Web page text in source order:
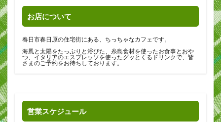
お店について
春日市春日原の住宅街にある、ちっちゃなカフェです。
海風と太陽をたっぷりと浴びた、糸島食材を使ったお食事とおや
つ、イタリアのエスプレッソを使ったグッとくるドリンクで、皆
さまのご予約をお待ちしております。
営業スケジュール